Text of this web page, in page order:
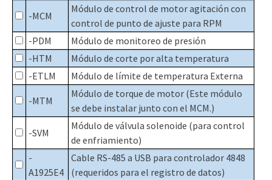
-MCM
Módulo de control de motor agitación con
control de punto de ajuste para RPM
-PDM
Módulo de monitoreo de presión
-HTM
Módulo de corte por alta temperatura
-ETLM
Módulo de límite de temperatura Externa
-MTM
Módulo de torque de motor (Este módulo
se debe instalar junto con el MCM.)
-SVM
Módulo de válvula solenoide (para control
de enfriamiento)
-
A1925E4
Cable RS-485 a USB para controlador 4848
(requeridos para el registro de datos)